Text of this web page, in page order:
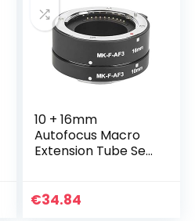
10 + 16mm
Autofocus Macro
Extension Tube Set,
Adapterringen Set
€34.84